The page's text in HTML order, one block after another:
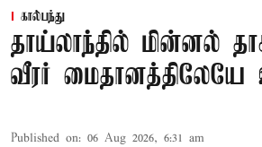
கால்பந்து
தாய்லாந்தில் மின்னல்
வீரர் மைதானத்திலேயே
Published on: 06 Aug 2026, 6:31 am